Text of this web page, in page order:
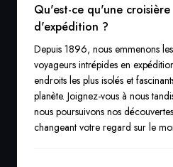
Qu'est-ce qu'une croisière
d'expédition ?
Depuis 1896, nous emmenons les
voyageurs intrépides en
endroits les plus isolés et
planète. Joignez-vous à nous
nous poursuivons nos
changeant votre regard sur le